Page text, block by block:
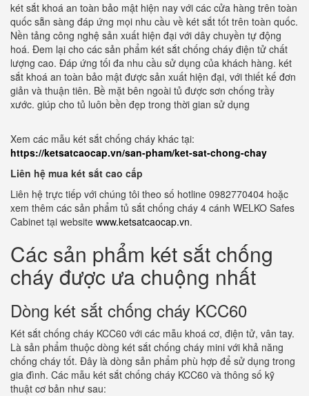
két sắt khoá an toàn bảo mật hiện nay với các cửa hàng trên toàn
quốc sẵn sàng đáp ứng mọi nhu cầu về két sắt tốt trên toàn quốc.
Nền tảng công nghệ sản xuất hiện đại với dây chuyền tự động
hoá. Đem lại cho các sản phẩm két sắt chống cháy điện tử chất
lượng cao. Đáp ứng tối đa nhu cầu sử dụng của khách hàng. két
sắt khoá an toàn bảo mật được sản xuất hiện đại, với thiết kế đơn
giản và thuận tiên. Bề mặt bên ngoài tủ được sơn chống trầy
xước. giúp cho tủ luôn bền đẹp trong thời gian sử dụng
Xem các mẫu két sắt chống cháy khác tại:
https://ketsatcaocap.vn/san-pham/ket-sat-chong-chay
Liên hệ mua két sắt cao cấp
Liên hệ trực tiếp với chúng tôi theo số hotline 0982770404 hoặc
xem thêm các sản phẩm tủ sắt chống cháy 4 cánh WELKO Safes
Cabinet tại website www.ketsatcaocap.vn.
Các sản phẩm két sắt chống
cháy được ưa chuộng nhất
Dòng két sắt chống cháy KCC60
Két sắt chống cháy KCC60 với các mẫu khoá cơ, điện tử, vân tay.
Là sản phẩm thuộc dòng két sắt chống cháy mini với khả năng
chống cháy tốt. Đây là dòng sản phẩm phù hợp để sử dụng trong
gia đình. Các mẫu két sắt chống cháy KCC60 và thông số kỹ
thuật cơ bản như sau: